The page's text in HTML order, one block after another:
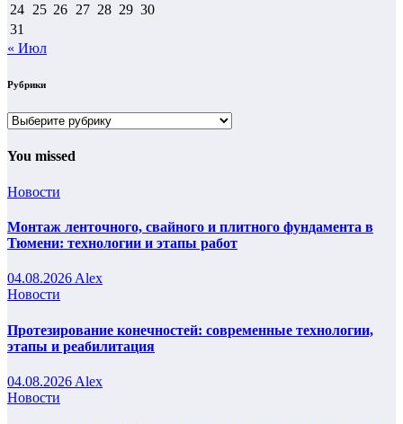
24 25 26 27 28 29 30
31
« Июл
Рубрики
Рубрики
You missed
Новости
Монтаж ленточного, свайного и плитного фундамента в
Тюмени: технологии и этапы работ
04.08.2026 Alex
Новости
Протезирование конечностей: современные технологии,
этапы и реабилитация
04.08.2026 Alex
Новости